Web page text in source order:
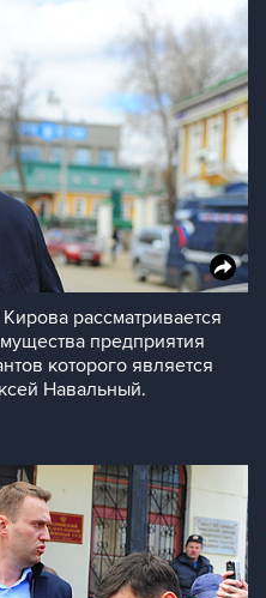
рассматривается
предприятия
которого является
Навальный.